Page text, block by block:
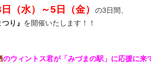
（水）～5日（金）
の3日間、
り』 を開催いたします！！
のウィントス君が「みづまの駅」に応援に来